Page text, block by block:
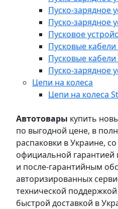
Пуско-зарядное
Пуско-зарядное
Пусковое
Пусковые кабели
Пусковые кабели
Пуско-зарядное
Цепи на колеса
Цепи на колеса
Автотовары купить
по выгодной цене, в
распаковки в Украине, со
официальной гарантией
и после-гарантийным
авторизированных
технической
быстрой доставкой в